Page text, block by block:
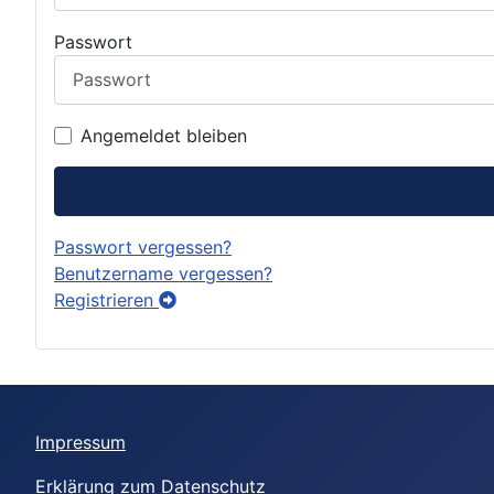
Passwort
Angemeldet bleiben
Passwort vergessen?
Benutzername vergessen?
Registrieren
Impressum
Erklärung zum Datenschutz